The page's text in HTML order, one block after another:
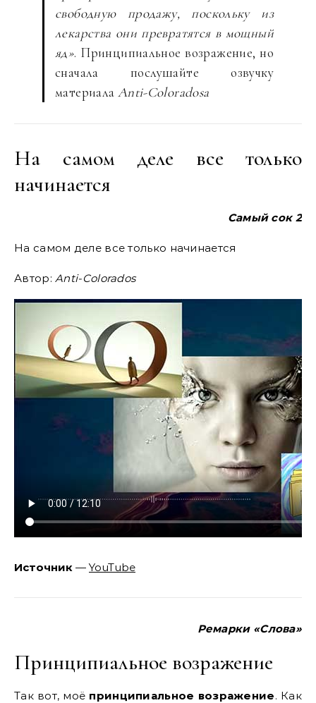
свободную продажу, поскольку из
лекарства они превратятся в мощный
яд». Принципиальное возражение, но
сначала послушайте озвучку
материала Anti-Coloradosa
На самом деле все только
начинается
Самый сок 2
На самом деле все только начинается
Автор:Anti-Colorados
Источник — YouTube
Ремарки «Слова»
Принципиальное возражение
Так вот, моё принципиальное возражение. Как